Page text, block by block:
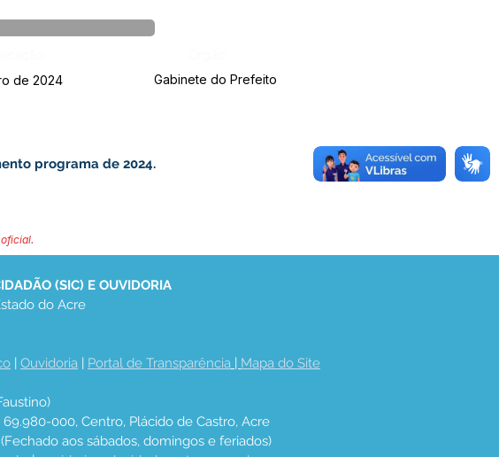
de 2024 Gabinete do Prefeito
programa de 2024.
(SIC) E OUVIDORIA
do Acre
| Ouvidoria | Portal de Transparência | Mapa do Site
69.980-000, Centro, Plácido de Castro, Acre
aos sábados, domingos e feriados)